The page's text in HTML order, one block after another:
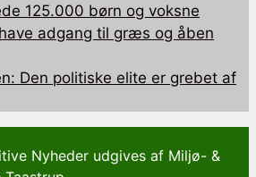
125.000 børn og voksne
adgang til græs og åben
Den politiske elite er grebet af
Nyheder udgives af Miljø- &